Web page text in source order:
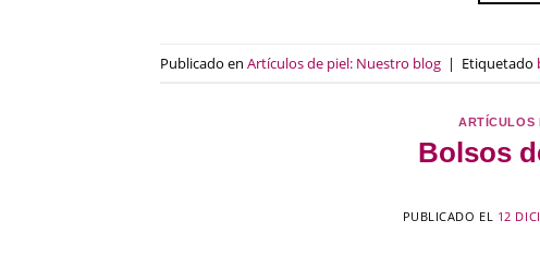
Publicado en Artículos de piel: Nuestro blog | Etiquetado
ARTÍCULOS
Bolsos
PUBLICADO EL 12